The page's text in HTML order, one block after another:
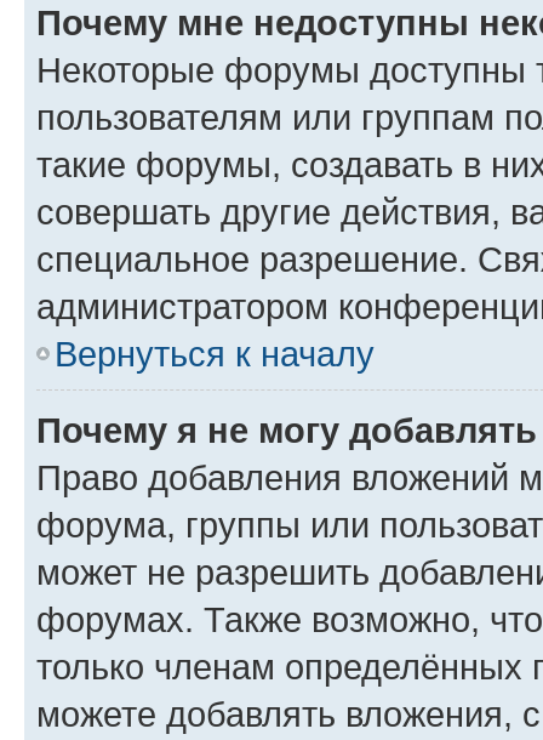
Почему мне недоступны
Некоторые форумы доступны
пользователям или группам
такие форумы, создавать в
совершать другие действия,
специальное разрешение.
администратором
Вернуться к началу
Почему я не могу
Право добавления вложений
форума, группы или
может не разрешить
форумах. Также возможно,
только членам определённых
можете добавлять вложения,